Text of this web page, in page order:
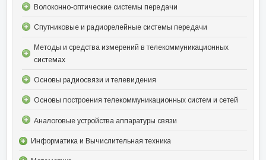
Волоконно-оптические системы передачи
Спутниковые и радиорелейные системы передачи
Методы и средства измерений в телекоммуникационных
системах
Основы радиосвязи и телевидения
Основы построения телекоммуникационных систем и сетей
Аналоговые устройства аппаратуры связи
Информатика и Вычислительная техника